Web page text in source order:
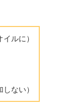
ルに）
ない）